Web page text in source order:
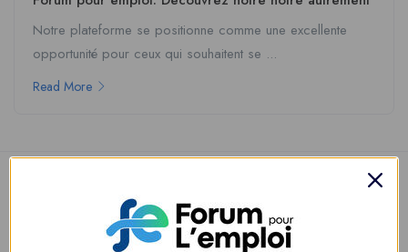
Notre plateforme se positionne comme une excellente
opportunité pour ceux qui souhaitent se ...
Read More